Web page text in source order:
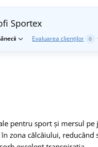
Sportex
Evaluarea clienților 0
pentru sport și mersul
zona călcâiului,